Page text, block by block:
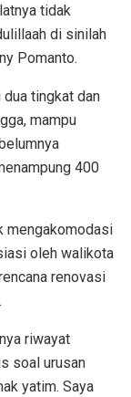
tidak
di sinilah
Pomanto.
dua tingkat dan
mampu
400
mengakomodasi
oleh walikota
renovasi
riwayat
soal urusan
yatim. Saya